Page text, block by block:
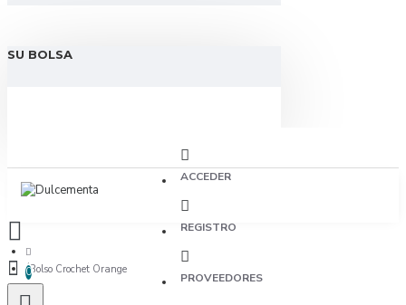
SU BOLSA
ACCEDER
REGISTRO
PROVEEDORES
0Bolso Crochet Orange